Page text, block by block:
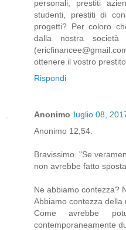
personali, prestiti
studenti, prestiti di
progetti? Per coloro
dalla nostra società
ottenere il vostro prestito
Rispondi
Anonimo luglio 08,
Anonimo 12,54.
Bravissimo. "Se
non avrebbe fatto
Ne abbiamo contezza?
Abbiamo contezza della
Come avrebbe
contemporaneamente